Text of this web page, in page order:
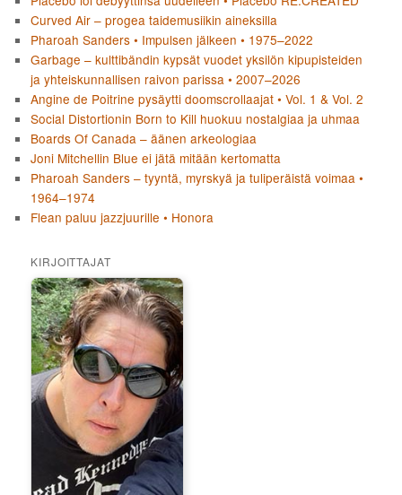
Curved Air – progea taidemusiikin aineksilla
Pharoah Sanders • Impulsen jälkeen • 1975–2022
Garbage – kulttibändin kypsät vuodet yksilön kipupisteiden
ja yhteiskunnallisen raivon parissa • 2007–2026
Angine de Poitrine pysäytti doomscrollaajat • Vol. 1 & Vol. 2
Social Distortionin Born to Kill huokuu nostalgiaa ja uhmaa
Boards Of Canada – äänen arkeologiaa
Joni Mitchellin Blue ei jätä mitään kertomatta
Pharoah Sanders – tyyntä, myrskyä ja tuliperäistä voimaa •
1964–1974
Flean paluu jazzjuurille • Honora
KIRJOITTAJAT